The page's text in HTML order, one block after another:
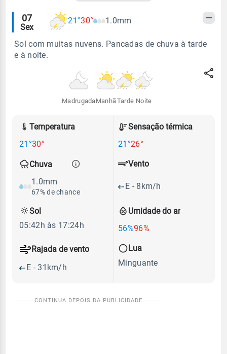
Alertas
meteorológicos
07
Sex
21°30° 1.0mm
Sol com muitas nuvens. Pancadas de chuva à tarde
e à noite.
Madrugada Manhã Tarde Noite
Temperatura
21°30°
Sensação térmica
21°26°
Chuva
1.0mm
67% de chance
Umidade do ar
56%96%
Vento
E - 8km/h
Rajada de vento
E - 31km/h
Sol
05:42h às 17:24h
Lua
Minguante